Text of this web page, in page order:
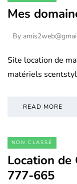
Mes
By
Site location de
matériels
READ MORE
NON CLASSÉ
Location de
777-665